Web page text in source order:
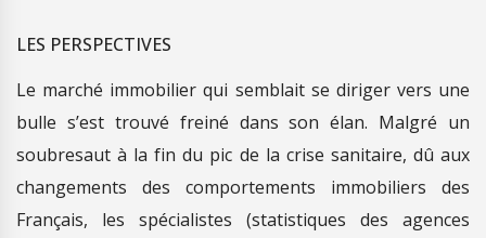
LES PERSPECTIVES
Le marché immobilier qui semblait se diriger vers une
bulle s’est trouvé freiné dans son élan. Malgré un
soubresaut à la fin du pic de la crise sanitaire, dû aux
changements des comportements immobiliers des
Français, les spécialistes (statistiques des agences